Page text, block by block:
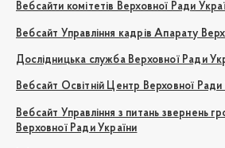
Вебсайти комітетів Верховної Ради
Вебсайт Управління кадрів Апарату
Дослідницька служба Верховної Ради
Вебсайт Освітній Центр Верховної Ради
Вебсайт Управління з питань звернень
Верховної Ради України